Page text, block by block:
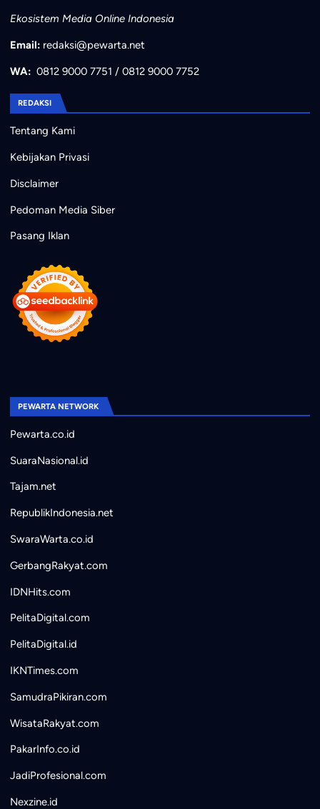
Ekosistem Media Online Indonesia
Email: redaksi@pewarta.net
WA: 0812 9000 7751 / 0812 9000 7752
REDAKSI
Tentang Kami
Kebijakan Privasi
Disclaimer
Pedoman Media Siber
Pasang Iklan
PEWARTA NETWORK
Pewarta.co.id
SuaraNasional.id
Tajam.net
RepublikIndonesia.net
SwaraWarta.co.id
GerbangRakyat.com
IDNHits.com
PelitaDigital.com
PelitaDigital.id
IKNTimes.com
SamudraPikiran.com
WisataRakyat.com
PakarInfo.co.id
JadiProfesional.com
Nexzine.id